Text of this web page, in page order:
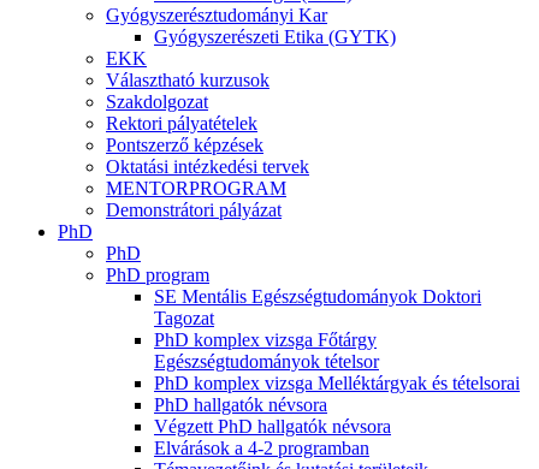
Gyógyszerésztudományi Kar
Gyógyszerészeti Etika (GYTK)
EKK
Választható kurzusok
Szakdolgozat
Rektori pályatételek
Pontszerző képzések
Oktatási intézkedési tervek
MENTORPROGRAM
Demonstrátori pályázat
PhD
PhD
PhD program
SE Mentális Egészségtudományok Doktori
Tagozat
PhD komplex vizsga Főtárgy
Egészségtudományok tételsor
PhD komplex vizsga Melléktárgyak és tételsorai
PhD hallgatók névsora
Végzett PhD hallgatók névsora
Elvárások a 4-2 programban